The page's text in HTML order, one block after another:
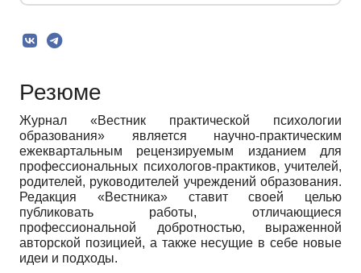
Резюме
Журнал «Вестник практической психологии
образования» является научно-практическим
ежеквартальным рецензируемым изданием для
профессиональных психологов-практиков, учителей,
родителей, руководителей учреждений образования.
Редакция «Вестника» ставит своей целью
публиковать работы, отличающиеся
профессиональной добротностью, выраженной
авторской позицией, а также несущие в себе новые
идеи и подходы.